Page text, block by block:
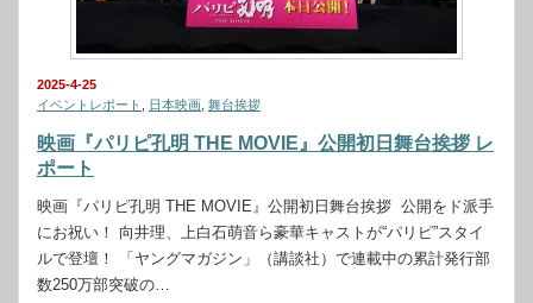
2025-4-25
イベントレポート
日本映画 舞台挨拶
映画『パリピ孔明 THE MOVIE』公開初日舞台挨拶 レ
ポート
映画『パリピ孔明 THE MOVIE』公開初日舞台挨拶 公開をド派手
にお祝い！ 向井理、上白石萌音ら豪華キャストが“パリピ”スタイ
ルで登壇！ 「ヤングマガジン」（講談社）で連載中の累計発行部
数250万部突破の…